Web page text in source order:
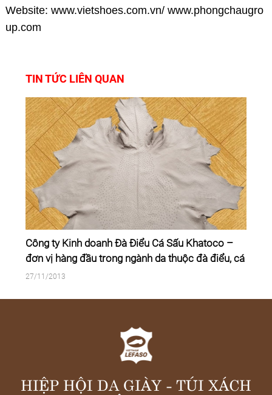
Website: www.vietshoes.com.vn/ www.phongchaugro
up.com
TIN TỨC LIÊN QUAN
Công ty Kinh doanh Đà Điểu Cá Sấu Khatoco –
đơn vị hàng đầu trong ngành da thuộc đà điểu, cá
sấu
27/11/2013
HIỆP HỘI DA GIÀY - TÚI XÁCH